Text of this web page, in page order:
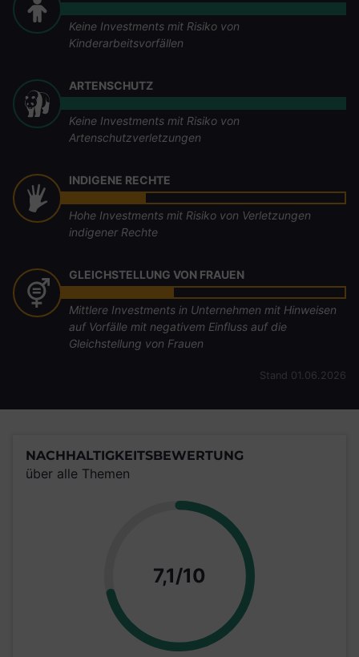
Keine Investments mit Risiko von
Kinderarbeitsvorfällen
ARTENSCHUTZ
Keine Investments mit Risiko von
Artenschutzverletzungen
INDIGENE RECHTE
Hohe Investments mit Risiko von Verletzungen
indigener Rechte
GLEICHSTELLUNG VON FRAUEN
Mittlere Investments in Unternehmen mit Hinweisen
auf Vorfälle mit negativem Einfluss auf die
Gleichstellung von Frauen
Stand 01.06.2026
NACHHALTIGKEITSBEWERTUNG
über alle Themen
7,1/10 Punkte